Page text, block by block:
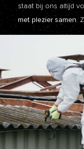
staat bij ons altijd
met plezier samen.